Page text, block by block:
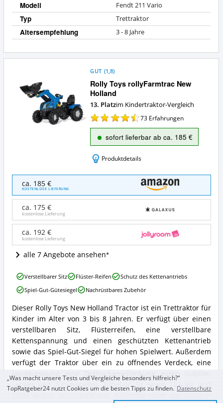
Modell Fendt 211 Vario
Typ Trettraktor
Altersempfehlung 3 - 8 Jahre
Rolly Toys rollyFarmtrac New
Holland
GUT (1,8)
13. Platzim Kindertraktor-Vergleich
73 Erfahrungen
sofort lieferbar ab ca. 185 €
Produktdetails
Toys
rollyFarmtrac
New
Holland
Angebote:
dieser
Kindertraktor
ca. 185 €
KOSTENLOSE LIEFERUNG
ca. 175 €
kostenlose Lieferung
ca. 192 €
kostenlose Lieferung
alle 7 Angebote ansehen
Rolly
Toys
rollyFarmtrac
New
Holland
Zusammenfassung:
Was
bietet
dieser
Kindertraktor?
Dieser Rolly Toys New Holland Tractor ist ein Trettraktor für
Kinder im Alter von 3 bis 8 Jahren. Er verfügt über einen
verstellbaren Sitz, Flüsterreifen, eine verstellbare
Kettenspannung und einen geschützten Kettenantrieb
sowie das Spiel-Gut-Siegel für hohen Spielwert. Außerdem
verfügt der Traktor über ein zu öffnendes Verdeck, eine
Heckkupplung, eine Drehschemellenkung, einen stabilen
Lenker und funktionelles Zubehör. Er wiegt 12,6 kg und
Rolly
Toys
rollyFarmtrac
Holland
Vorteile:
Was
spricht
für
diesen
Kindertraktor?
Verstellbarer Sitz Flüster-Reifen
Schutz des Kettenantriebs
Spiel-Gut-Gütesiegel
Nachrüstbares Zubehör
„Was macht unsere Tests und Vergleiche besonders hilfreich?“
TopRatgeber24 nutzt Cookies um die besten Tipps zu finden. Datenschutz